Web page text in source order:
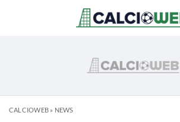
CALCIOWEB» NEWS